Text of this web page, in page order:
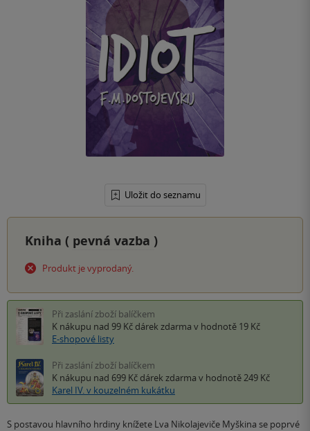
Uložit do seznamu
Kniha ( pevná vazba )
Produkt je vyprodaný.
Při zaslání zboží balíčkem
K nákupu nad 99 Kč dárek zdarma v hodnotě 19 Kč
E-shopové listy
Při zaslání zboží balíčkem
K nákupu nad 699 Kč dárek zdarma v hodnotě 249 Kč
Karel IV. v kouzelném kukátku
S postavou hlavního hrdiny knížete Lva Nikolajeviče Myškina se poprvé